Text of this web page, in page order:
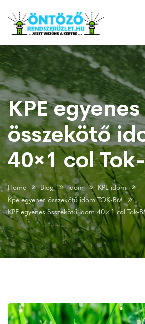
KPE egyenes
összekötő
40×1 col
Home Blog idom
KPE idom
Kpe egyenes összekötő idom TOK-BM
KPE egyenes összekötő idom 40×1 col Tok-